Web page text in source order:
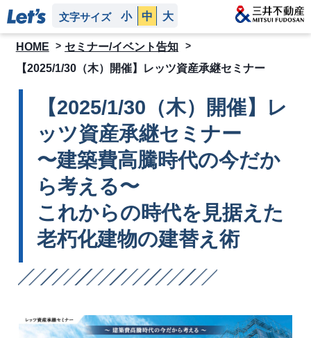
文字サイズ 小 中 大
HOME
セミナー/イベント告知
【2025/1/30（木）開催】レッツ資産承継セミナー
【2025/1/30（木）開催】レ
ッツ資産承継セミナー
〜建築費高騰時代の今だか
ら考える〜
これからの時代を見据えた
老朽化建物の建替え術